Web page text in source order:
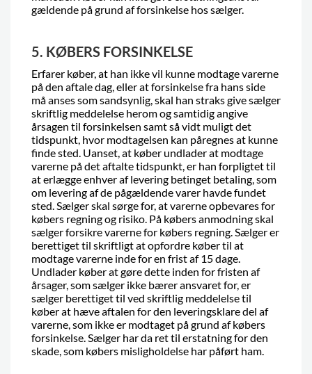
gældende på grund af forsinkelse hos sælger.
5. KØBERS FORSINKELSE
Erfarer køber, at han ikke vil kunne modtage varerne
på den aftale dag, eller at forsinkelse fra hans side
må anses som sandsynlig, skal han straks give sælger
skriftlig meddelelse herom og samtidig angive
årsagen til forsinkelsen samt så vidt muligt det
tidspunkt, hvor modtagelsen kan påregnes at kunne
finde sted. Uanset, at køber undlader at modtage
varerne på det aftalte tidspunkt, er han forpligtet til
at erlægge enhver af levering betinget betaling, som
om levering af de pågældende varer havde fundet
sted. Sælger skal sørge for, at varerne opbevares for
købers regning og risiko. På købers anmodning skal
sælger forsikre varerne for købers regning. Sælger er
berettiget til skriftligt at opfordre køber til at
modtage varerne inde for en frist af 15 dage.
Undlader køber at gøre dette inden for fristen af
årsager, som sælger ikke bærer ansvaret for, er
sælger berettiget til ved skriftlig meddelelse til
køber at hæve aftalen for den leveringsklare del af
varerne, som ikke er modtaget på grund af købers
forsinkelse. Sælger har da ret til erstatning for den
skade, som købers misligholdelse har påført ham.